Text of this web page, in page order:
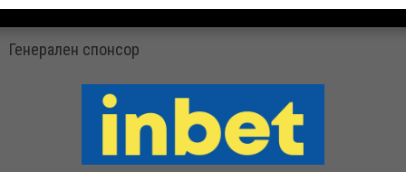
Генерален спонсор